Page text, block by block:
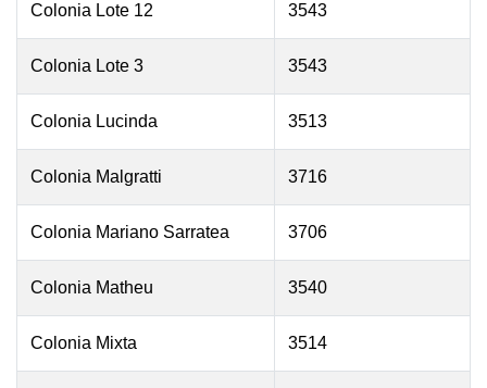
Colonia Lote 12 3543
Colonia Lote 3 3543
Colonia Lucinda 3513
Colonia Malgratti 3716
Colonia Mariano Sarratea 3706
Colonia Matheu 3540
Colonia Mixta 3514